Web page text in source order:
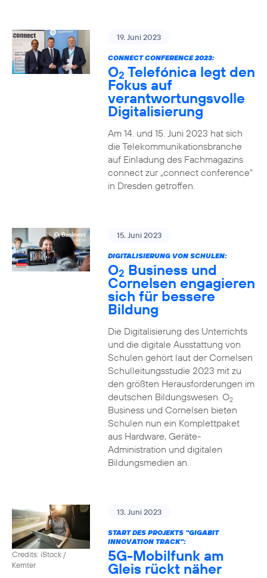
19. Juni 2023
CONNECT CONFERENCE 2023:
O2 Telefónica legt den
Fokus auf
verantwortungsvolle
Digitalisierung
Am 14. und 15. Juni 2023 hat sich
die Telekommunikationsbranche
auf Einladung des Fachmagazins
connect zur „connect conference“
in Dresden getroffen.
15. Juni 2023
DIGITALISIERUNG VON SCHULEN:
O2 Business und
Cornelsen engagieren
sich für bessere
Bildung
Die Digitalisierung des Unterrichts
und die digitale Ausstattung von
Schulen gehört laut der Cornelsen
Schulleitungsstudie 2023 mit zu
den größten Herausforderungen im
deutschen Bildungswesen. O2
Business und Cornelsen bieten
Schulen nun ein Komplettpaket
aus Hardware, Geräte-
Administration und digitalen
Bildungsmedien an.
Credits: iStock /
Kemter
13. Juni 2023
START DES PROJEKTS "GIGABIT
INNOVATION TRACK":
5G-Mobilfunk am
Gleis rückt näher